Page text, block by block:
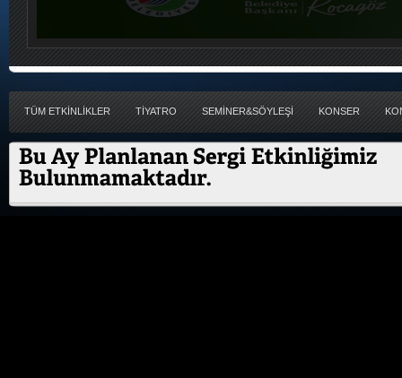
TÜM ETKİNLİKLER TİYATRO SEMİNER&SÖYLEŞİ KONSER
ÖZEL ETKİNLİK